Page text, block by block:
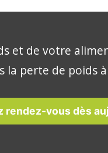
et de votre
la perte de poids
rendez-vous dès